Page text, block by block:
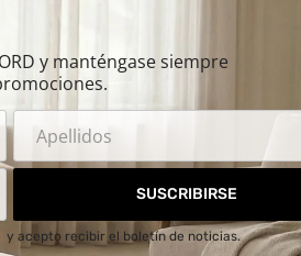
y manténgase siempre
SUSCRIBIRSE
y acepto recibir el boletín de noticias.